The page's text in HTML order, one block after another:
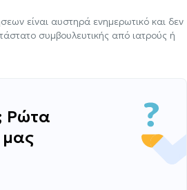
είναι αυστηρά ενημερωτικό και δεν
συμβουλευτικής από ιατρούς ή
Ρώτα
μας